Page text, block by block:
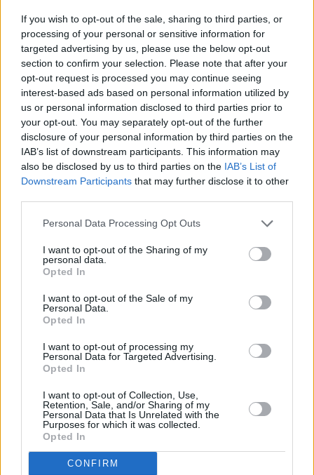
If you wish to opt-out of the sale, sharing to third parties, or
processing of your personal or sensitive information for
targeted advertising by us, please use the below opt-out
section to confirm your selection. Please note that after your
opt-out request is processed you may continue seeing
interest-based ads based on personal information utilized by
us or personal information disclosed to third parties prior to
your opt-out. You may separately opt-out of the further
disclosure of your personal information by third parties on the
IAB’s list of downstream participants. This information may
also be disclosed by us to third parties on the IAB’s List of
Downstream Participants that may further disclose it to other
Personal Data Processing Opt Outs
I want to opt-out of the Sharing of my
personal data.
Opted In
I want to opt-out of the Sale of my
Personal Data.
Opted In
I want to opt-out of processing my
Personal Data for Targeted Advertising.
Opted In
I want to opt-out of Collection, Use,
Retention, Sale, and/or Sharing of my
Personal Data that Is Unrelated with the
Purposes for which it was collected.
Opted In
CONFIRM
neue Behandlungen in der
Dieser ausführliche Artikel befasst sich mit der Welt der
Zahnschienen und behandelt bestehende Methoden, Behandlungen
außerdem die Häufigkeit kieferorthopädischer Eingriffe in
verschiedenen geografischen Regionen und geht auf innovative
Studien zu experimentellen Zahnschienen ein.
2025-04-03Redazione
Weiterlesen